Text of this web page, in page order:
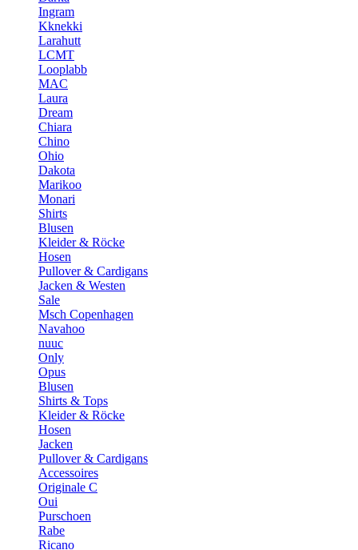
Ingram
Kknekki
Larahutt
LCMT
Looplabb
MAC
Laura
Dream
Chiara
Chino
Ohio
Dakota
Marikoo
Monari
Shirts
Blusen
Kleider & Röcke
Hosen
Pullover & Cardigans
Jacken & Westen
Sale
Msch Copenhagen
Navahoo
nuuc
Only
Opus
Blusen
Shirts & Tops
Kleider & Röcke
Hosen
Jacken
Pullover & Cardigans
Accessoires
Originale C
Oui
Purschoen
Rabe
Ricano